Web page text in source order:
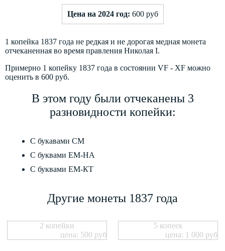
Цена на 2024 год: 600 руб
1 копейка 1837 года не редкая и не дорогая медная монета
отчеканенная во время правления Николая I.
Примерно 1 копейку 1837 года в состоянии VF - XF можно
оценить в 600 руб.
В этом году были отчеканены 3
разновидности копейки:
С букавами СМ
С буквами ЕМ-НА
С буквами ЕМ-КТ
Другие монеты 1837 года
2 копейки
цена: 500 руб
5 копеек
цена: 1 000 руб